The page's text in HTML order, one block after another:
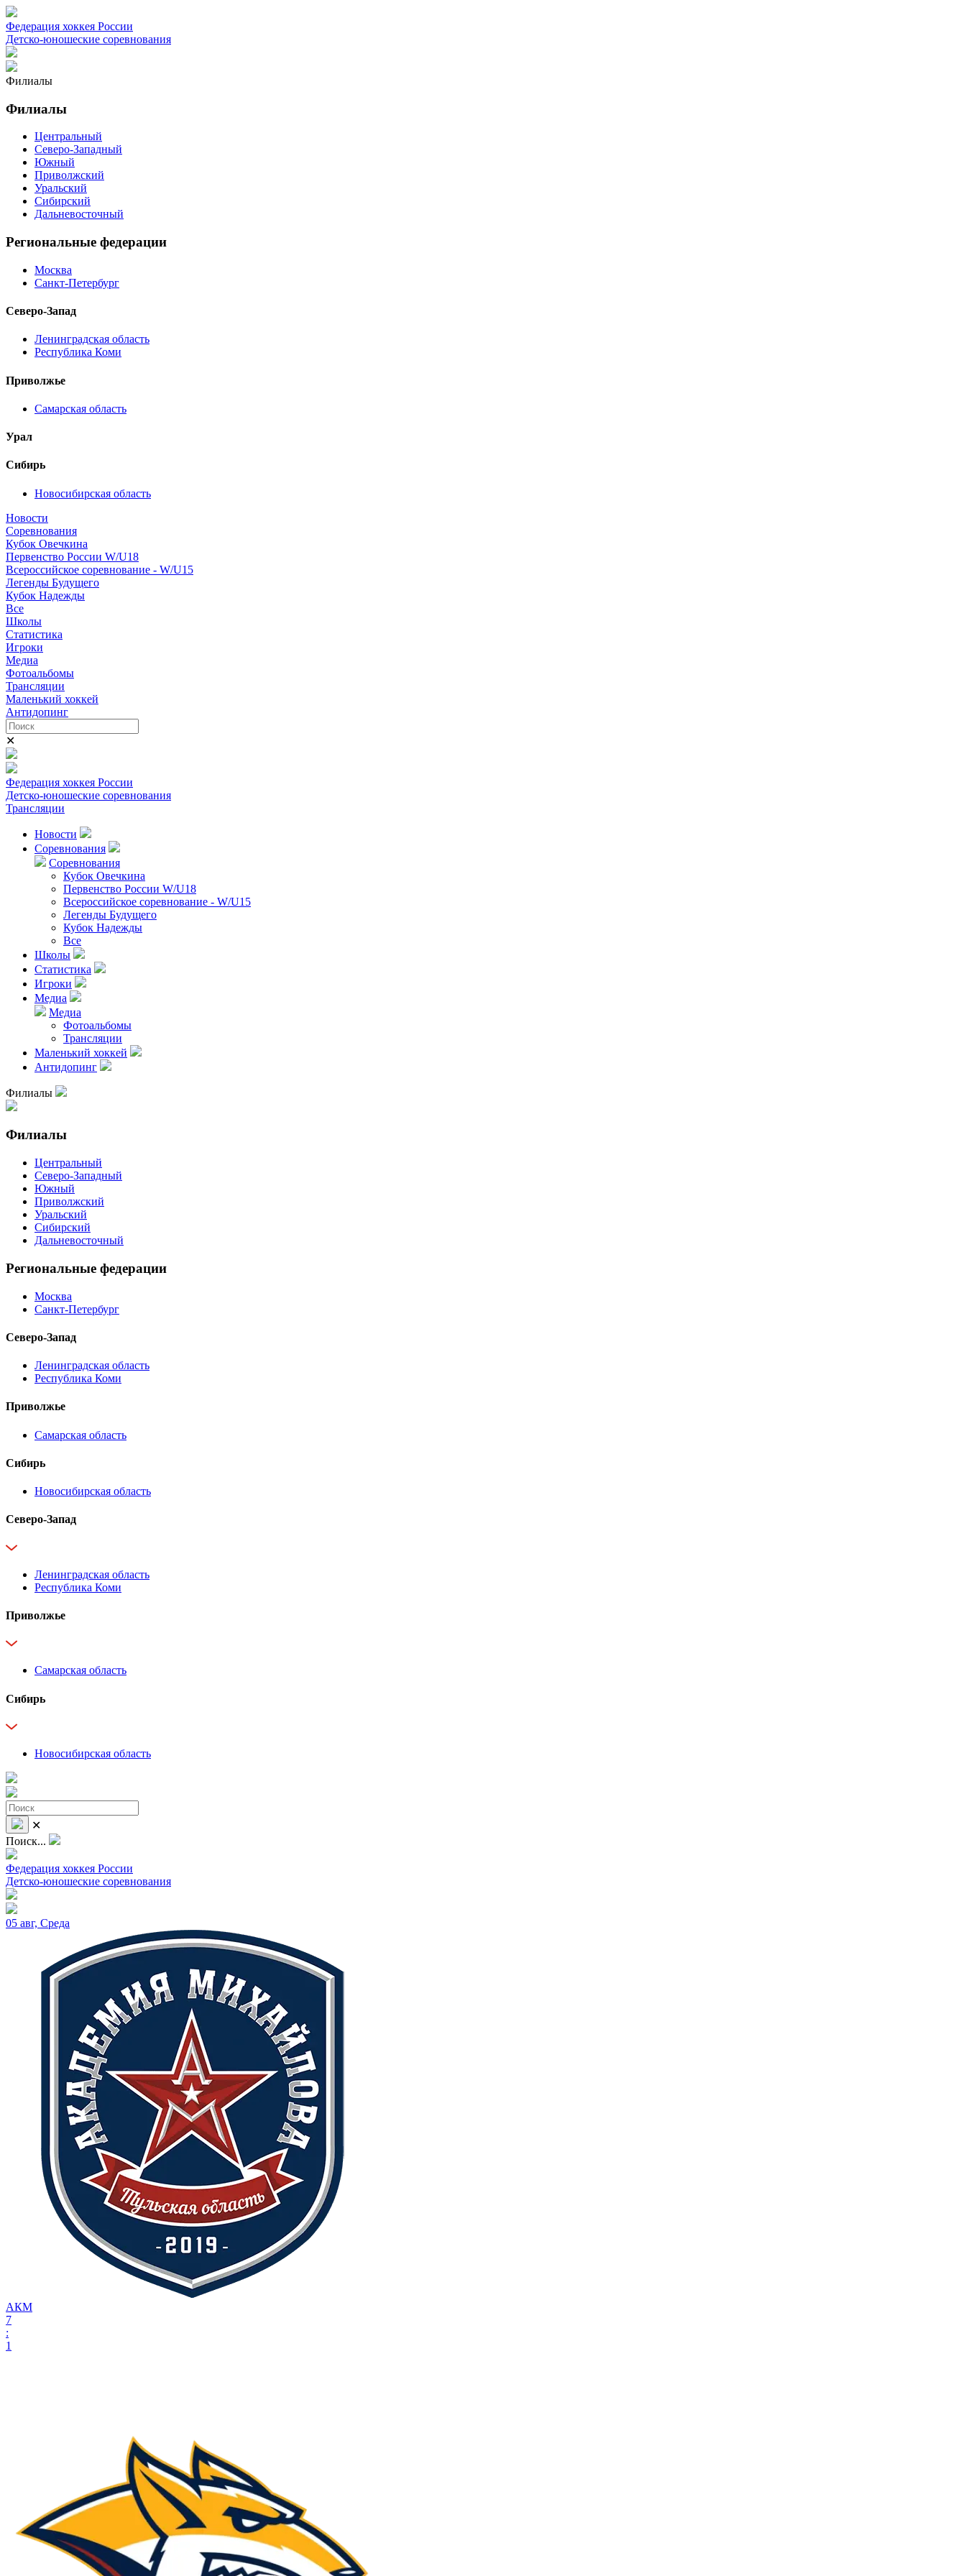
Федерация хоккея России
Детско-юношеские соревнования
Филиалы
Филиалы
Центральный
Северо-Западный
Южный
Приволжский
Уральский
Сибирский
Дальневосточный
Региональные федерации
Москва
Санкт-Петербург
Северо-Запад
Ленинградская область
Республика Коми
Приволжье
Самарская область
Урал
Сибирь
Новосибирская область
Новости
Соревнования
Кубок Овечкина
Первенство России W/U18
Всероссийское соревнование - W/U15
Легенды Будущего
Кубок Надежды
Все
Школы
Статистика
Игроки
Медиа
Фотоальбомы
Трансляции
Маленький хоккей
Антидопинг
✕
Федерация хоккея России
Детско-юношеские соревнования
Трансляции
Новости
Соревнования
Соревнования
Кубок Овечкина
Первенство России W/U18
Всероссийское соревнование - W/U15
Легенды Будущего
Кубок Надежды
Все
Школы
Статистика
Игроки
Медиа
Медиа
Фотоальбомы
Трансляции
Маленький хоккей
Антидопинг
Филиалы
Филиалы
Центральный
Северо-Западный
Южный
Приволжский
Уральский
Сибирский
Дальневосточный
Региональные федерации
Москва
Санкт-Петербург
Северо-Запад
Ленинградская область
Республика Коми
Приволжье
Самарская область
Сибирь
Новосибирская область
Северо-Запад
Ленинградская область
Республика Коми
Приволжье
Самарская область
Сибирь
Новосибирская область
✕
Поиск...
Федерация хоккея России
Детско-юношеские соревнования
05 авг, Среда
АКМ
7
:
1